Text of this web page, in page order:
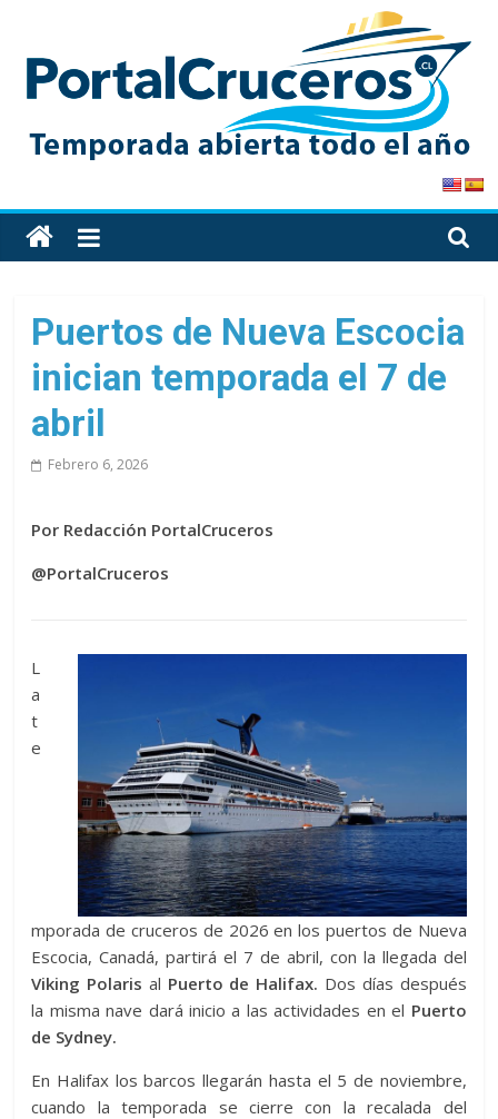
content
PortalCruceros
Toda
la
de
cruceros
en
un
solo
Puertos de Nueva Escocia
inician temporada el 7 de
abril
Febrero 6, 2026
Por Redacción PortalCruceros
@PortalCruceros
L
a
t
e
mporada de cruceros de 2026 en los puertos de Nueva
Escocia, Canadá, partirá el 7 de abril, con la llegada del
Viking Polaris al Puerto de Halifax. Dos días después
la misma nave dará inicio a las actividades en el Puerto
de Sydney.
En Halifax los barcos llegarán hasta el 5 de noviembre,
cuando la temporada se cierre con la recalada del